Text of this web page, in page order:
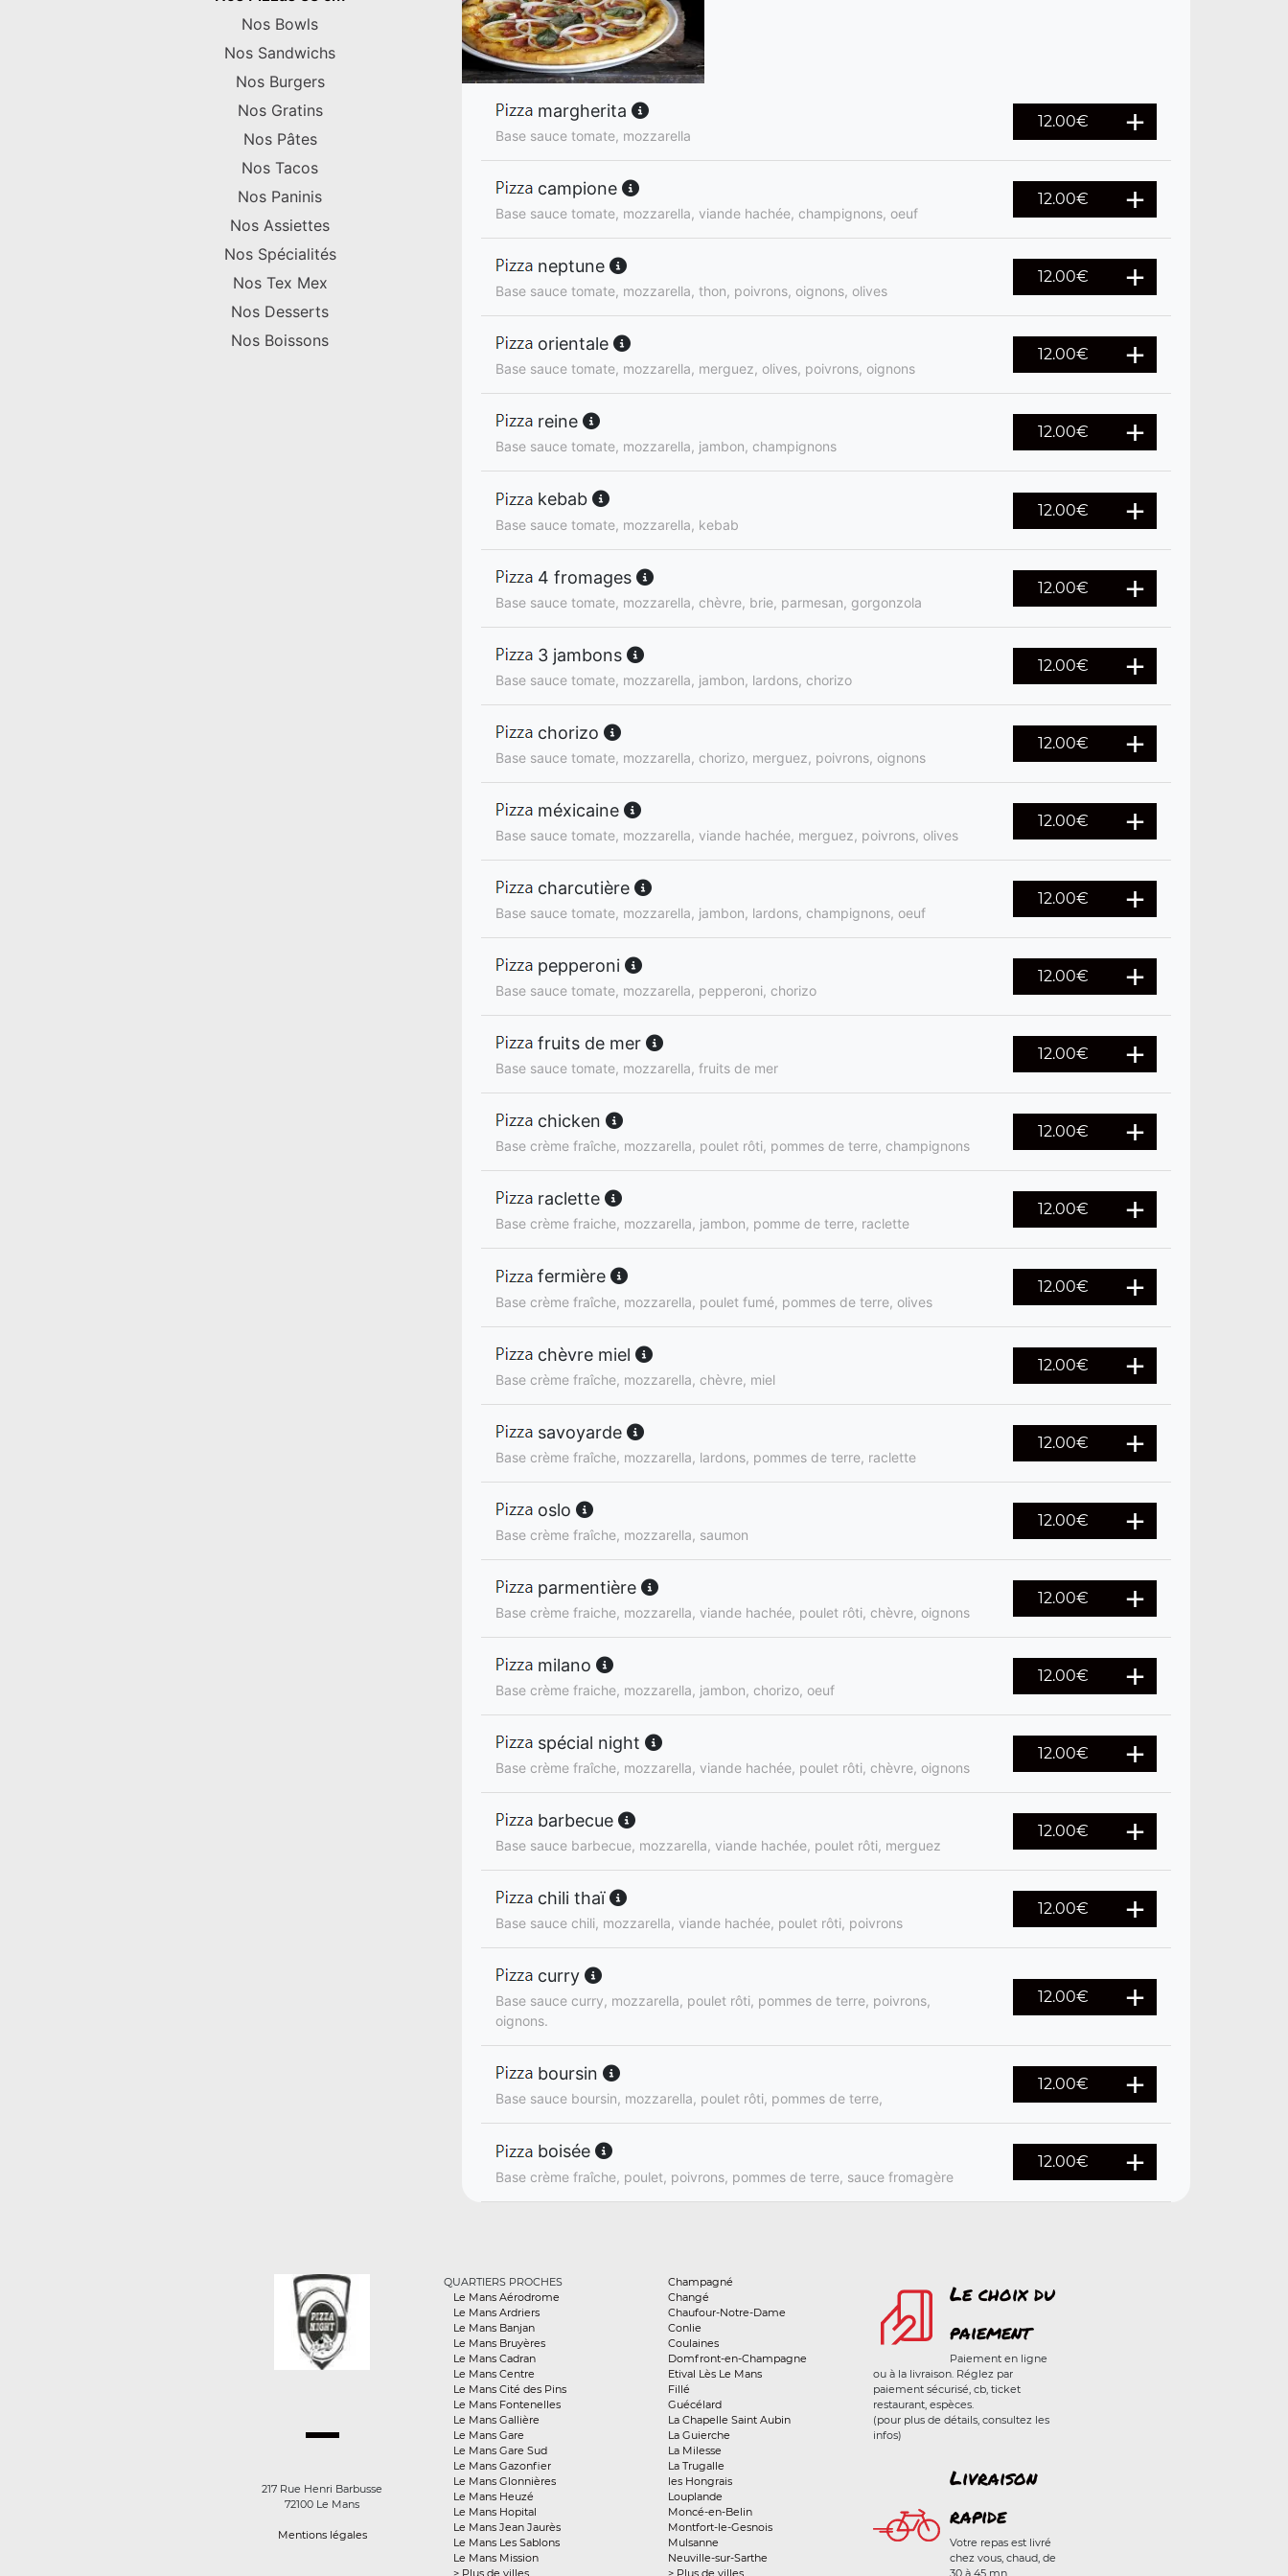
Nos Bowls
Nos Sandwichs
Nos Burgers
Nos Gratins
Nos Pâtes
Nos Tacos
Nos Paninis
Nos Assiettes
Nos Spécialités
Nos Tex Mex
Nos Desserts
Nos Boissons
margherita
Base sauce tomate, mozzarella
12.00€
campione
Base sauce tomate, mozzarella, viande hachée, champignons, oeuf
12.00€
neptune
Base sauce tomate, mozzarella, thon, poivrons, oignons, olives
12.00€
orientale
Base sauce tomate, mozzarella, merguez, olives, poivrons, oignons
12.00€
reine
Base sauce tomate, mozzarella, jambon, champignons
12.00€
kebab
Base sauce tomate, mozzarella, kebab
12.00€
4 fromages
Base sauce tomate, mozzarella, chèvre, brie, parmesan, gorgonzola
12.00€
3 jambons
Base sauce tomate, mozzarella, jambon, lardons, chorizo
12.00€
chorizo
Base sauce tomate, mozzarella, chorizo, merguez, poivrons, oignons
12.00€
méxicaine
Base sauce tomate, mozzarella, viande hachée, merguez, poivrons, olives
12.00€
charcutière
Base sauce tomate, mozzarella, jambon, lardons, champignons, oeuf
12.00€
pepperoni
Base sauce tomate, mozzarella, pepperoni, chorizo
12.00€
fruits de mer
Base sauce tomate, mozzarella, fruits de mer
12.00€
chicken
Base crème fraîche, mozzarella, poulet rôti, pommes de terre, champignons
12.00€
raclette
Base crème fraiche, mozzarella, jambon, pomme de terre, raclette
12.00€
fermière
Base crème fraîche, mozzarella, poulet fumé, pommes de terre, olives
12.00€
chèvre miel
Base crème fraîche, mozzarella, chèvre, miel
12.00€
savoyarde
Base crème fraîche, mozzarella, lardons, pommes de terre, raclette
12.00€
oslo
Base crème fraîche, mozzarella, saumon
12.00€
parmentière
Base crème fraiche, mozzarella, viande hachée, poulet rôti, chèvre, oignons
12.00€
milano
Base crème fraiche, mozzarella, jambon, chorizo, oeuf
12.00€
spécial night
Base crème fraîche, mozzarella, viande hachée, poulet rôti, chèvre, oignons
12.00€
barbecue
Base sauce barbecue, mozzarella, viande hachée, poulet rôti, merguez
12.00€
chili thaï
Base sauce chili, mozzarella, viande hachée, poulet rôti, poivrons
12.00€
curry
Base sauce curry, mozzarella, poulet rôti, pommes de terre, poivrons,
oignons.
12.00€
boursin
Base sauce boursin, mozzarella, poulet rôti, pommes de terre,
12.00€
boisée
Base crème fraîche, poulet, poivrons, pommes de terre, sauce fromagère
12.00€
217 Rue Henri Barbusse
72100 Le Mans
Mentions légales
QUARTIERS PROCHES
Le Mans Aérodrome
Le Mans Ardriers
Le Mans Banjan
Le Mans Bruyères
Le Mans Cadran
Le Mans Centre
Le Mans Cité des Pins
Le Mans Fontenelles
Le Mans Gallière
Le Mans Gare
Le Mans Gare Sud
Le Mans Gazonfier
Le Mans Glonnières
Le Mans Heuzé
Le Mans Hopital
Le Mans Jean Jaurès
Le Mans Les Sablons
Le Mans Mission
> Plus de villes
Champagné
Changé
Chaufour-Notre-Dame
Conlie
Coulaines
Domfront-en-Champagne
Etival Lès Le Mans
Fillé
Guécélard
La Chapelle Saint Aubin
La Guierche
La Milesse
La Trugalle
les Hongrais
Louplande
Moncé-en-Belin
Montfort-le-Gesnois
Mulsanne
Neuville-sur-Sarthe
> Plus de villes
Le choix du
paiement
Paiement en ligne
ou à la livraison. Réglez par
paiement sécurisé, cb, ticket
restaurant, espèces.
(pour plus de détails, consultez les
infos)
Livraison
rapide
Votre repas est livré
chez vous, chaud, de
30 à 45 mn.